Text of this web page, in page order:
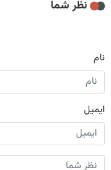
نظر شما
نام
ایمیل